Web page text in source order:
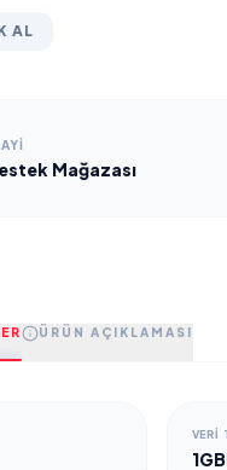
AL
Mağazası
ÜRÜN AÇIKLAMASI
VERI